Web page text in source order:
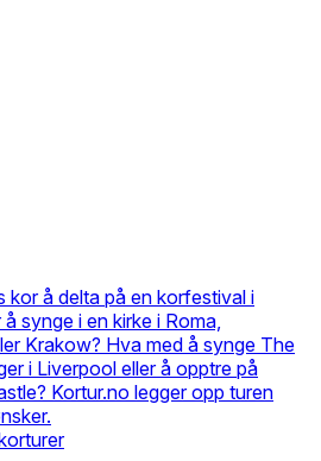
kor å delta på en korfestival i
synge i en kirke i Roma,
Krakow? Hva med å synge The
i Liverpool eller å opptre på
Kortur.no legger opp turen